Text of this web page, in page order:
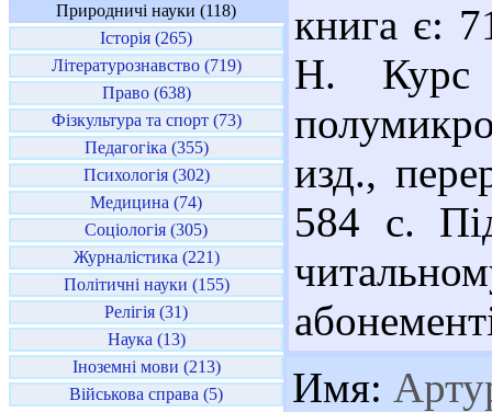
Природничі науки (118)
Історія (265)
Літературознавство (719)
Право (638)
Фізкультура та спорт (73)
Педагогіка (355)
Психологія (302)
Медицина (74)
Соціологія (305)
Журналістика (221)
Політичні науки (155)
Релігія (31)
Наука (13)
Іноземні мови (213)
Військова справа (5)
книга є:
Н. Курс
изд.,
584 с.
Имя: